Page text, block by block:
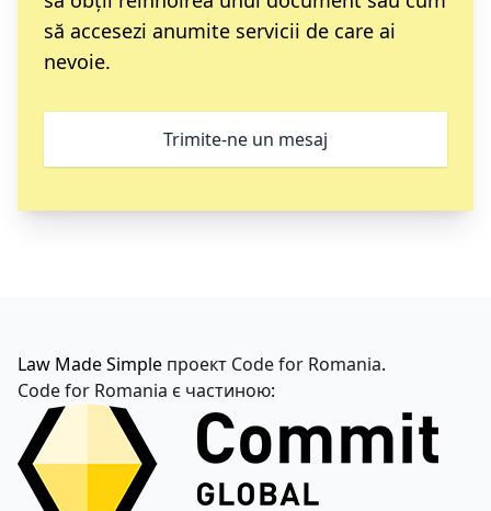
să accesezi anumite servicii de care ai
nevoie.
Trimite-ne un mesaj
Law Made Simple проект Code for Romania.
Code for Romania є частиною: